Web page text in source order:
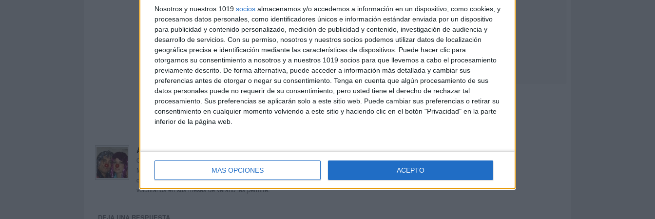
Nosotros y nuestros 1019 socios almacenamos y/o accedemos a información en un dispositivo, como cookies, y
procesamos datos personales, como identificadores únicos e información estándar enviada por un dispositivo
para publicidad y contenido personalizado, medición de publicidad y contenido, investigación de audiencia y
desarrollo de servicios. Con su permiso, nosotros y nuestros socios podemos utilizar datos de localización
geográfica precisa e identificación mediante las características de dispositivos. Puede hacer clic para
otorgarnos su consentimiento a nosotros y a nuestros 1019 socios para que llevemos a cabo el procesamiento
previamente descrito. De forma alternativa, puede acceder a información más detallada y cambiar sus
preferencias antes de otorgar o negar su consentimiento. Tenga en cuenta que algún procesamiento de sus
datos personales puede no requerir de su consentimiento, pero usted tiene el derecho de rechazar tal
procesamiento. Sus preferencias se aplicarán solo a este sitio web. Puede cambiar sus preferencias o retirar su
consentimiento en cualquier momento volviendo a este sitio y haciendo clic en el botón "Privacidad" en la parte
inferior de la página web.
MÁS OPCIONES ACEPTO
Acerca de orientacionandujar
Orientación Andújar no es solo un blog, es la apuesta personal de dos profesores Ginés y
Maribel, que además de ser pareja, son los encargados de los contenidos que encontramos
dentro del blog y en el cual, vuelcan la mayor parte del tiempo, que sus tareas como docentes, y
voluntarios en sus meses de verano les permite.